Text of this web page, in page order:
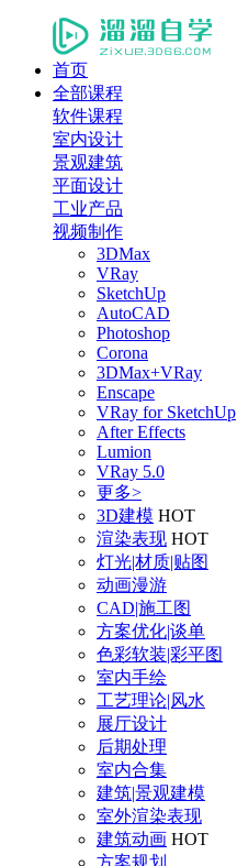
首页
全部课程
软件课程
室内设计
景观建筑
平面设计
工业产品
视频制作
3DMax
VRay
SketchUp
AutoCAD
Photoshop
Corona
3DMax+VRay
Enscape
VRay for SketchUp
After Effects
Lumion
VRay 5.0
更多>
3D建模 HOT
渲染表现 HOT
灯光|材质|贴图
动画漫游
CAD|施工图
方案优化|谈单
色彩软装|彩平图
室内手绘
工艺理论|风水
展厅设计
后期处理
室内合集
建筑|景观建模
室外渲染表现
建筑动画 HOT
方案规划